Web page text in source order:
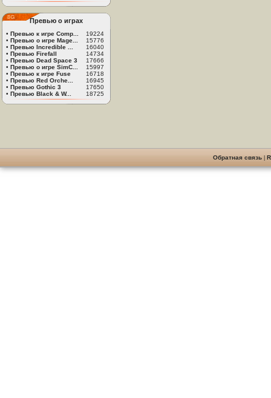
Превью о играх
• Превью к игре Comp...
19224
• Превью о игре Mage...
15776
• Превью Incredible ...
16040
• Превью Firefall
14734
• Превью Dead Space 3
17666
• Превью о игре SimC...
15997
• Превью к игре Fuse
16718
• Превью Red Orche...
16945
• Превью Gothic 3
17650
• Превью Black & W... 18725
Обратная связь